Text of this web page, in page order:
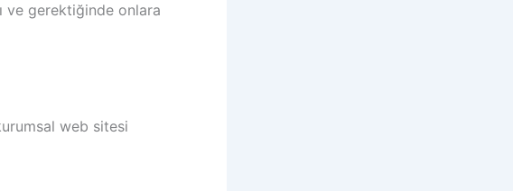
ve gerektiğinde onlara
web sitesi